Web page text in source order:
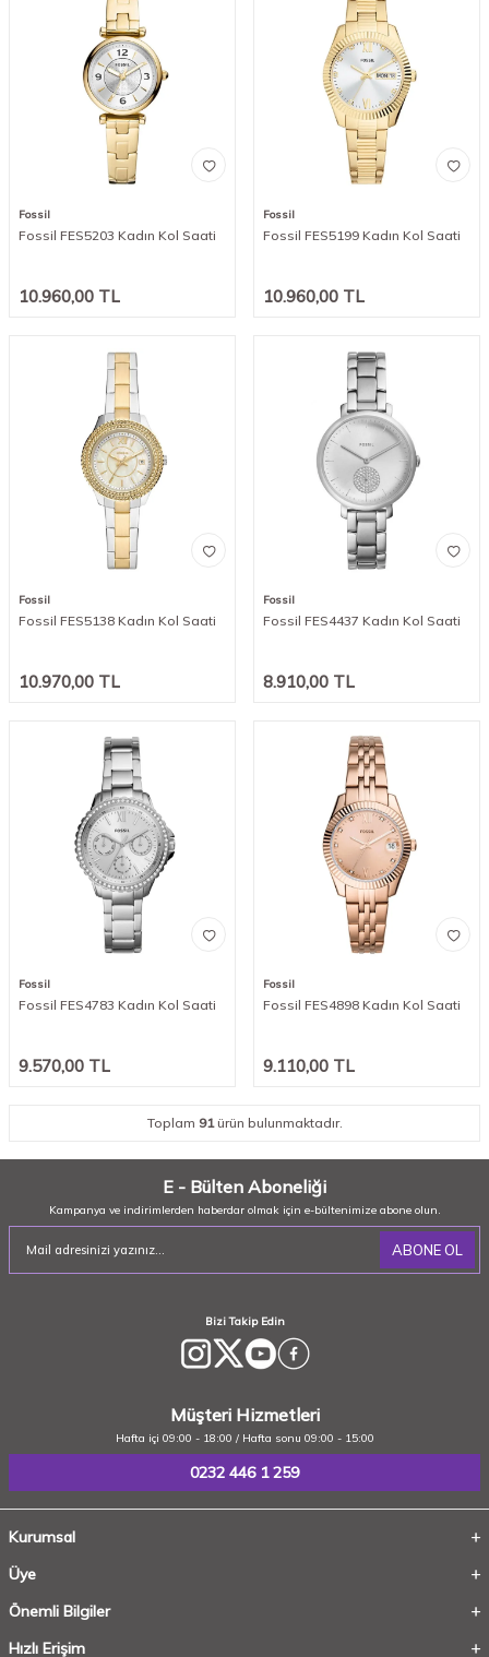
Fossil
Fossil FES5203 Kadın Kol Saati
10.960,00 TL
Fossil
Fossil FES5199 Kadın Kol Saati
10.960,00 TL
Fossil
Fossil FES5138 Kadın Kol Saati
10.970,00 TL
Fossil
Fossil FES4437 Kadın Kol Saati
8.910,00 TL
Fossil
Fossil FES4783 Kadın Kol Saati
9.570,00 TL
Fossil
Fossil FES4898 Kadın Kol Saati
9.110,00 TL
Toplam 91ürün bulunmaktadır.
E - Bülten Aboneliği
Kampanya ve indirimlerden haberdar olmak için e-bültenimize abone olun.
ABONE OL
Bizi Takip Edin
Müşteri Hizmetleri
Hafta içi 09:00 - 18:00 / Hafta sonu 09:00 - 15:00
0232 446 1 259
Kurumsal
Üye
Önemli Bilgiler
Hızlı Erişim